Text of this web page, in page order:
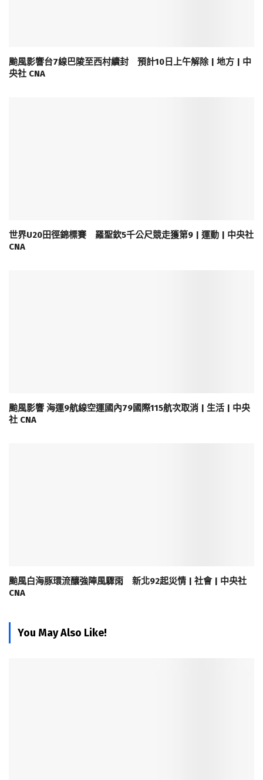
颱風影響台7線巴陵至西村續封 預計10日上午解除 | 地方 | 中
央社 CNA
世界U20田徑錦標賽 羅聖欽5千公尺競走獲第9 | 運動 | 中央社
CNA
颱風影響 海運9航線空運國內79國際115航次取消 | 生活 | 中央
社 CNA
颱風白海豚環流釀強陣風驟雨 新北92起災情 | 社會 | 中央社
CNA
You May Also Like!